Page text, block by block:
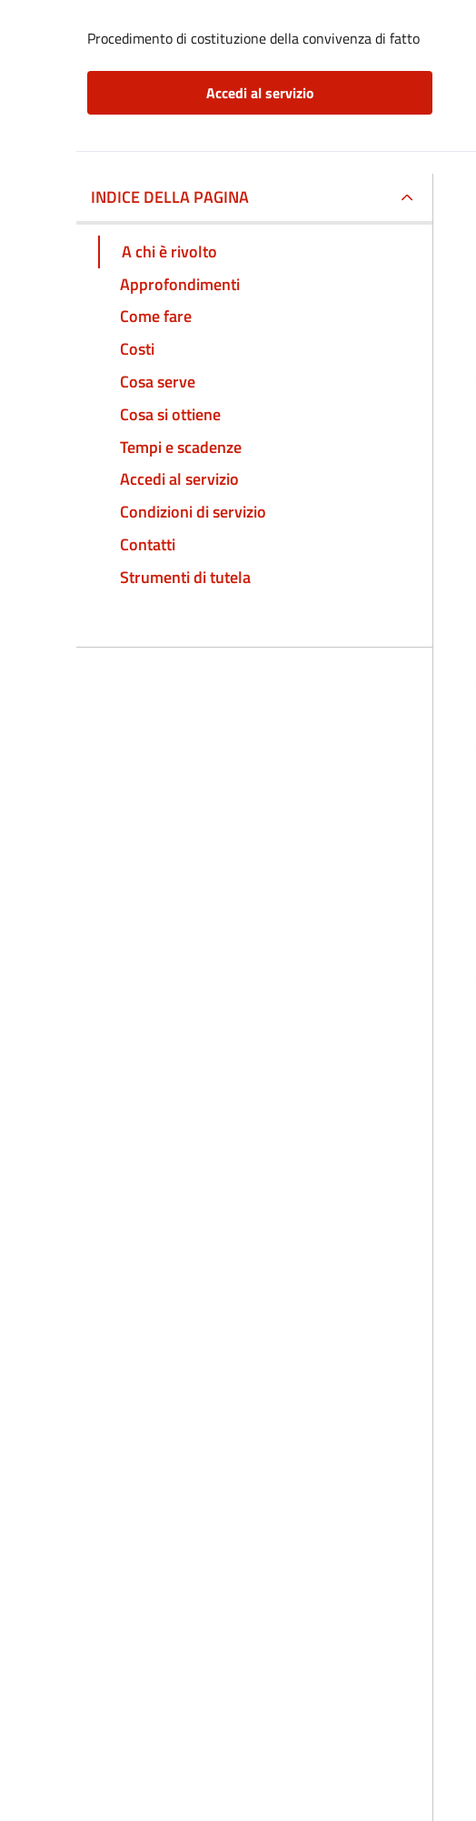
Procedimento di costituzione della convivenza di fatto
Accedi al servizio
INDICE DELLA PAGINA
A chi è rivolto
Approfondimenti
Come fare
Costi
Cosa serve
Cosa si ottiene
Tempi e scadenze
Accedi al servizio
Condizioni di servizio
Contatti
Strumenti di tutela